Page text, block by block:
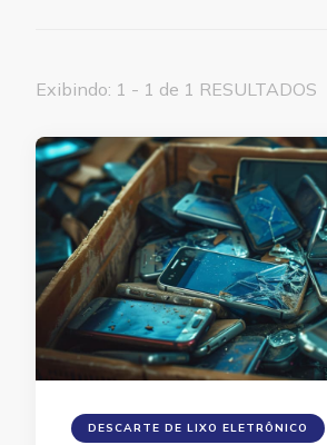
Exibindo: 1 - 1 de 1 RESULTADOS
DESCARTE DE LIXO ELETRÔNICO